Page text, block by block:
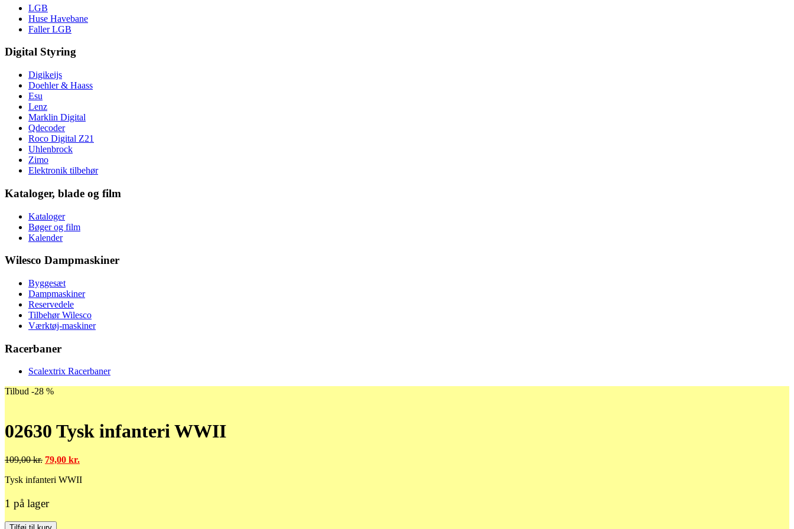
LGB
Huse Havebane
Faller LGB
Digital Styring
Digikeijs
Doehler & Haass
Esu
Lenz
Marklin Digital
Qdecoder
Roco Digital Z21
Uhlenbrock
Zimo
Elektronik tilbehør
Kataloger, blade og film
Kataloger
Bøger og film
Kalender
Wilesco Dampmaskiner
Byggesæt
Dampmaskiner
Reservedele
Tilbehør Wilesco
Værktøj-maskiner
Racerbaner
Scalextrix Racerbaner
Tilbud -28 %
02630 Tysk infanteri WWII
109,00kr. Den
pris
109,00 kr..
79,00 kr.
pris
Tysk infanteri WWII
1 på lager
02630